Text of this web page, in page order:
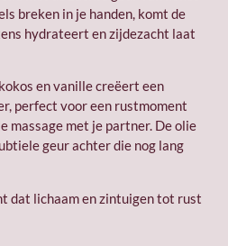
breken in je handen, komt de
hydrateert en zijdezacht laat
en vanille creëert een
perfect voor een rustmoment
massage met je partner. De olie
geur achter die nog lang
dat lichaam en zintuigen tot rust